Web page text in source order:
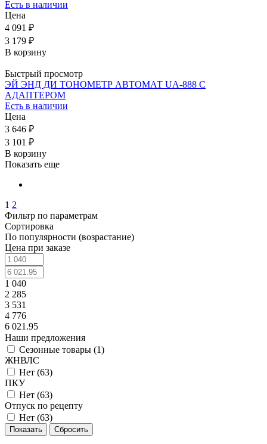
Есть в наличии
Цена
4 091 ₽
3 179 ₽
В корзину
Быстрый просмотр
ЭЙ ЭНД ДИ ТОНОМЕТР АВТОМАТ UA-888 С
АДАПТЕРОМ
Есть в наличии
Цена
3 646 ₽
3 101 ₽
В корзину
Показать еще
1 2
Фильтр по параметрам
Сортировка
По популярности (возрастание)
Цена при заказе
1 040
2 285
3 531
4 776
6 021.95
Наши предложения
Сезонные товары (1)
ЖНВЛС
Нет (63)
ПКУ
Нет (63)
Отпуск по рецепту
Нет (63)
Сбросить